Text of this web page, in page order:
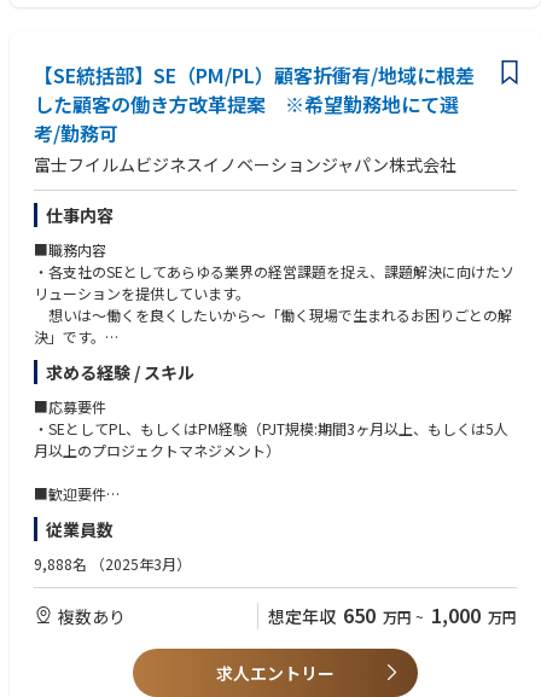
な課題解決提案を担う提案SEや、
業務コンサル・PMとしてPJT全体を俯瞰して頂くキャリア形成が可能で
す。
■同ポジションの魅力/働き方
【顧客基盤を活かした価値提供】
・ドキュメントを扱うあらゆる業界と部門にリーチできる顧客基盤を活か
し、アナログとデジタルの接続などの当社独自の技術と、
他社の様々なソリューションを組み合わせることで、当社にしかできな
い提案が可能です。
業種・規模も様々な幅広い顧客網の中からアプローチをするため、まだ
競合他社が踏み込めていない手つかずの領域も多く、
裁量をもってお客様の効率的な働き方や創造的な働き方を実現すること
【自社で蓄積したノウハウを凝縮した価値提供】
・当社には、試行錯誤を繰り返した社内成功事例・失敗事例の蓄積があり
ます。製造業のお客様に対しては、当社が製造業だからこその事例、
営業部門のお客様に対しては当社の営業部門の事例を活かす等「当社自
身が実験台となることによる」リアルな提案を行うことができます。
また、お客様の目線に立った、具体的で効果的なアプローチを、関連部
門と協力して行うことができます。
【幅広いキャリアパスと開発計画支援】
・業務内容やキャリアの幅を広げ、成長していくことを期待しています。
毎年上司と一緒に掲げた目標に向けた積極的な行動と
成果を評価する組織風土がございます。
【ワークライフバランスを維持し働ける環境】
・全社平均残業時間：約20時間/月。自社でも業務改革、プロセス効率
化、働き方改革に取り組んでいます。
・在宅勤務は週2回利用可となります。
・金融業界向けシステム開発経験/金融業特有の品質指標・管理、ウォー
ターフォールプロセスの経験がある方
・AIプロジェクトの進行管理および技術サポートの経験（生成AIまたは機
械学習AI）/お客様の課題を引き出して、
業務プロセスへのAI活用を思考出来る方
【SE統括部】SE（PM/PL）顧客折衝有/地域に根差
した顧客の働き方改革提案 ※希望勤務地にて選
考/勤務可
富士フイルムビジネスイノベーションジャパン株式会社
仕事内容
■職務内容
・各支社のSEとしてあらゆる業界の経営課題を捉え、課題解決に向けたソ
リューションを提供しています。
想いは～働くを良くしたいから～「働く現場で生まれるお困りごとの解
決」です。
システムエンジニアリング統括部に所属頂き、各エリアでSE（PM/PL）
として従事頂きます。
・中規模案件及び高難易度/大型プロジェクトにおいて、構成する各領域の
技術リーダー・メンバー、社内のシステムエンジニアとの協働に
留まらず、社外パートナー企業との連携・協業により、QCDをコントロ
自分が携わった仕事やシステムがお客様にどう活用され、働き方を改善
【担当領域】
・オフィス関連業務、基幹業務（基幹システム）等を想定 ※ご経験・ス
【担当業界一例】
する業務ソリューションを担当します。
※新しい技術分野も活用し、お客様の課題に合わせた最適なソリューシ
求める経験 / スキル
■応募要件
・SEとしてPL、もしくはPM経験（PJT規模:期間3ヶ月以上、もしくは5人
月以上のプロジェクトマネジメント）
■歓迎要件
・PMP、IMP資格保有者
・AIプロジェクトの進行管理および技術サポートの経験（生成AIまたは機
械学習AI）/お客様の課題を引き出して、
・ネットワークおよびセキュリティ設計/構築経験がある方
・製造業向けシステム開発経験/工場設備/PLC/センターと連携した設備状
態・生産進捗の見える化や予兆分析のシステム導入、
適切なツール/プログラミング言語/AIなどを選定して、データ分析でき
従業員数
9,888名 （2025年3月）
複数あり 想定年収 650 万円 ~ 1,000 万円
求人エントリー